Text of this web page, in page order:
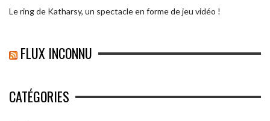
Le ring de Katharsy, un spectacle en forme de jeu vidéo !
FLUX INCONNU
CATÉGORIES